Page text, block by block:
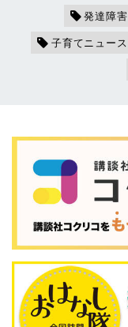
発達障害
子育てニュース